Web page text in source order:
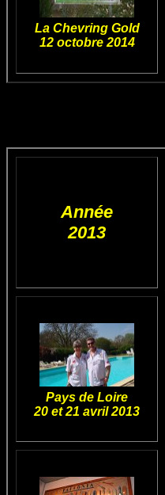
La Chevring Gold
12 octobre 2014
Année
2013
Pays de Loire
20 et 21 avril 2013